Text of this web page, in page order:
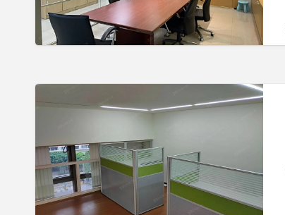
旅
咖
一
層
一
附
辦
傢
俱
87519898
採
【台
內
湖
區】
現